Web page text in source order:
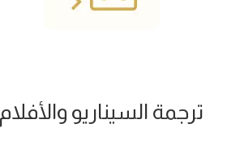
ترجمة السيناريو والأفلام